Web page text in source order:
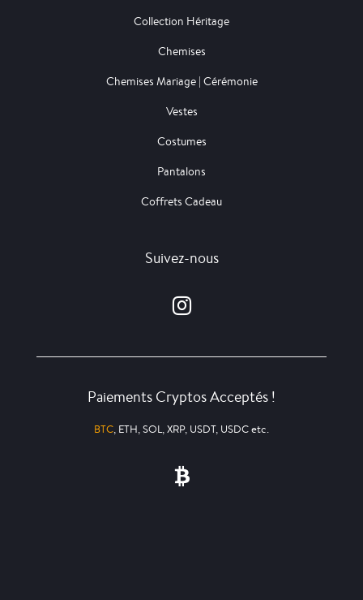
Collection Héritage
Chemises
Chemises Mariage | Cérémonie
Vestes
Costumes
Pantalons
Coffrets Cadeau
Suivez-nous
Paiements Cryptos Acceptés !
BTC, ETH, SOL, XRP, USDT, USDC etc.